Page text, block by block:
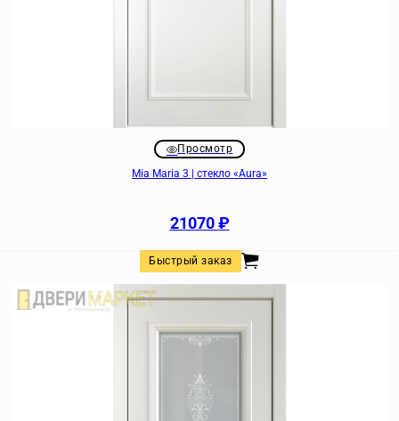
Просмотр
Mia Maria 3 | стекло «Aura»
21070₽
Быстрый заказ